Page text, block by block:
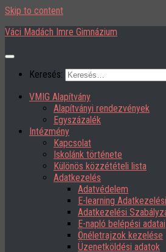
Skip to content
Váci Madách Imre Gimnázium
Keresés:
VMIG Alapítvány
Alapítványi rendezvények
Egyszázalék
Intézmény
Kapcsolat
Iskolánk története
Különös közzétételi lista
Adatkezelés
Adatvédelem
E-learning
Adatkezelési
E-napló belépési adatai
Önéletrajzok kezelése
Üzenetköldési adatok